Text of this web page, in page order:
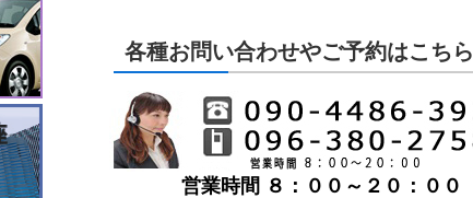
各種お問い合わせやご予約はこちら
営業時間 ８：００～２０：００